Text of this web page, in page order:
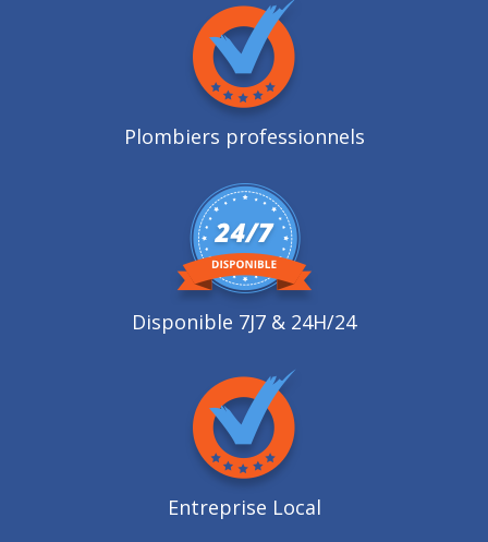
Plombiers professionnels
Disponible 7J7 & 24H/24
Entreprise Local